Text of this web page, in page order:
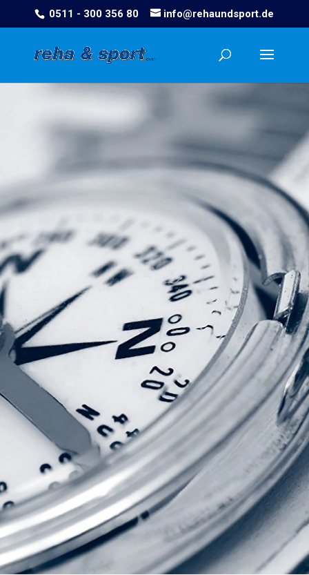
0511 - 300 356 80 info@rehaundsport.de